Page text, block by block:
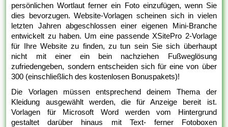
persönlichen Wortlaut ferner ein Foto einzufügen, wenn Sie
dies bevorzugen. Website-Vorlagen scheinen sich in vielen
letzten Jahren abgeschlossen einer eigenen Mini-Branche
entwickelt zu haben. Um eine passende XSitePro 2-Vorlage
für Ihre Website zu finden, zu tun sein Sie sich überhaupt
nicht mit einer ein bein nachziehen Fußweglösung
zufriedengeben, sondern entscheiden sich für eine von über
300 (einschließlich des kostenlosen Bonuspakets)!
Die Vorlagen müssen entsprechend deinem Thema der
Kleidung ausgewählt werden, die für Anzeige bereit ist.
Vorlagen für Microsoft Word werden vom Hintergrund
gestaltet darüber hinaus mit Text- ferner Fotoboxen